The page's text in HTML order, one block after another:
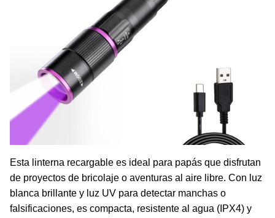
Esta linterna recargable es ideal para papás que disfrutan
de proyectos de bricolaje o aventuras al aire libre. Con luz
blanca brillante y luz UV para detectar manchas o
falsificaciones, es compacta, resistente al agua (IPX4) y